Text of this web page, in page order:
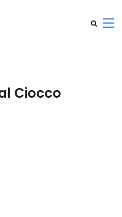
Ciocco